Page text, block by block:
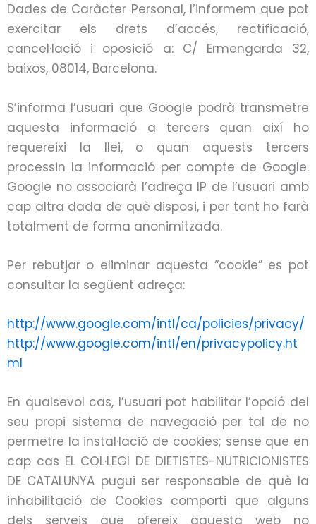
Dades de Caràcter Personal, l’informem que pot
exercitar els drets d’accés, rectificació,
cancel·lació i oposició a: C/ Ermengarda 32,
baixos, 08014, Barcelona.
S’informa l’usuari que Google podrà transmetre
aquesta informació a tercers quan així ho
requereixi la llei, o quan aquests tercers
processin la informació per compte de Google.
Google no associarà l’adreça IP de l’usuari amb
cap altra dada de què disposi, i per tant ho farà
totalment de forma anonimitzada.
Per rebutjar o eliminar aquesta “cookie” es pot
consultar la següent adreça:
http://www.google.com/intl/ca/policies/privacy/
http://www.google.com/intl/en/privacypolicy.ht
ml
En qualsevol cas, l’usuari pot habilitar l’opció del
seu propi sistema de navegació per tal de no
permetre la instal·lació de cookies; sense que en
cap cas EL COL·LEGI DE DIETISTES-NUTRICIONISTES
DE CATALUNYA pugui ser responsable de què la
inhabilitació de Cookies comporti que alguns
dels serveis que ofereix aquesta web no